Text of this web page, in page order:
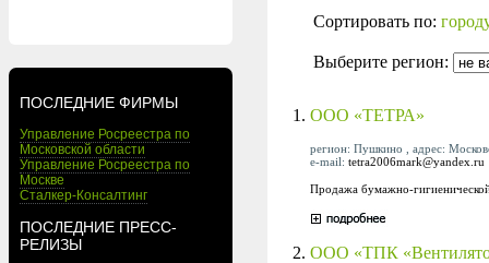
ПОСЛЕДНИЕ ФИРМЫ
Управление Росреестра по
Московской области
Управление Росреестра по
Москве
Сталкер-Консалтинг
ПОСЛЕДНИЕ ПРЕСС-
РЕЛИЗЫ
Сортировать по:
Выберите регион:
1. ООО «ТЕТРА»
регион: Пушкино , адрес:
e-mail: tetra2006mark@yandex.ru
Продажа бумажно-
2. ООО «ТПК